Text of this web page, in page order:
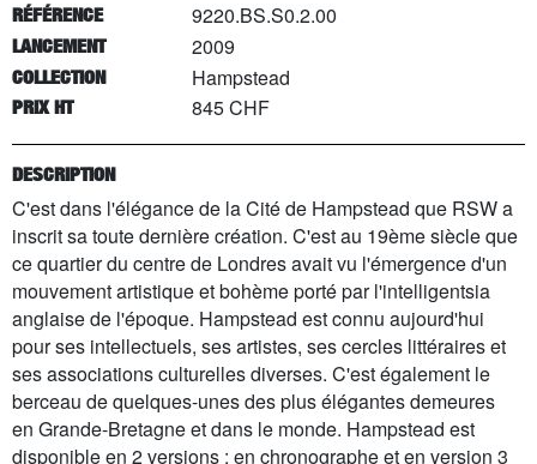
RÉFÉRENCE 9220.BS.S0.2.00
LANCEMENT 2009
COLLECTION Hampstead
PRIX HT 845 CHF
DESCRIPTION
C'est dans l'élégance de la Cité de Hampstead que RSW a
inscrit sa toute dernière création. C'est au 19ème siècle que
ce quartier du centre de Londres avait vu l'émergence d'un
mouvement artistique et bohème porté par l'intelligentsia
anglaise de l'époque. Hampstead est connu aujourd'hui
pour ses intellectuels, ses artistes, ses cercles littéraires et
ses associations culturelles diverses. C'est également le
berceau de quelques-unes des plus élégantes demeures
en Grande-Bretagne et dans le monde. Hampstead est
disponible en 2 versions : en chronographe et en version 3